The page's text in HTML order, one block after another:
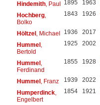
Hindemith, Paul 1895 1963
Hochberg,
Bolko
1843 1926
Höltzel, Michael 1936 2017
Hummel,
Bertold
1925 2002
Hummel,
Ferdinand
1855 1928
Hummel, Franz 1939 2022
Humperdinck,
Engelbert
1854 1921